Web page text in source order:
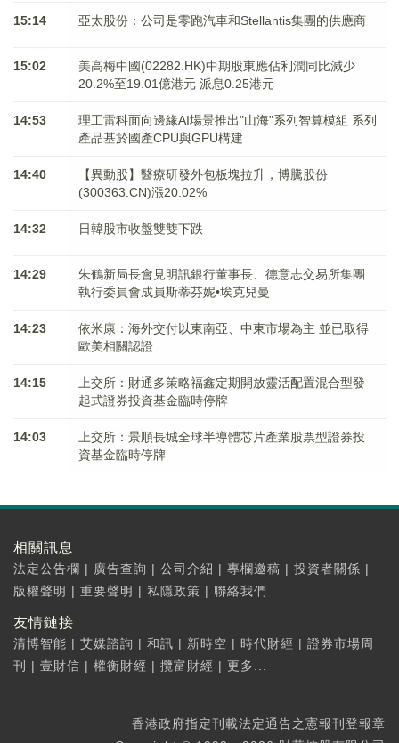
15:14 亞太股份：公司是零跑汽車和Stellantis集團的供應商
15:02
美高梅中國(02282.HK)中期股東應佔利潤同比減少
20.2%至19.01億港元 派息0.25港元
14:53
理工雷科面向邊緣AI場景推出"山海"系列智算模組 系列
產品基於國產CPU與GPU構建
14:40
【異動股】醫療研發外包板塊拉升，博騰股份
(300363.CN)漲20.02%
14:32 日韓股市收盤雙雙下跌
14:29
朱鶴新局長會見明訊銀行董事長、德意志交易所集團
執行委員會成員斯蒂芬妮•埃克兒曼
14:23
依米康：海外交付以東南亞、中東市場為主 並已取得
歐美相關認證
14:15
上交所：財通多策略福鑫定期開放靈活配置混合型發
起式證券投資基金臨時停牌
14:03
上交所：景順長城全球半導體芯片產業股票型證券投
資基金臨時停牌
相關訊息
法定公告欄 | 廣告查詢 | 公司介紹 | 專欄邀稿 | 投資者關係 |
版權聲明 | 重要聲明 | 私隱政策 | 聯絡我們
友情鏈接
清博智能 | 艾媒諮詢 | 和訊 | 新時空 | 時代財經 | 證券市場周
刊
| 壹財信 | 權衡財經 | 攬富財經 | 更多...
香港政府指定刊載法定通告之憲報刊登報章